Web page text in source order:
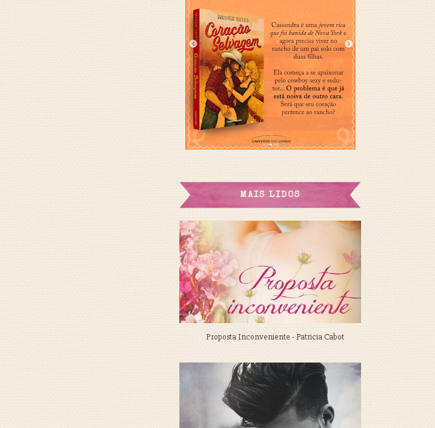
MAIS LIDOS
Proposta Inconveniente - Patricia Cabot